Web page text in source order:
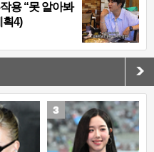
용 “못 알아봐
획4)